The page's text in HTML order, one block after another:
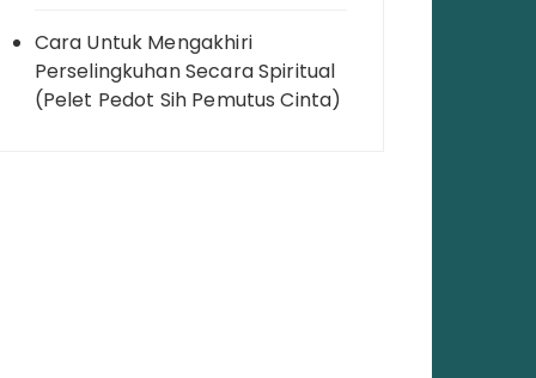
Cara Untuk Mengakhiri
Perselingkuhan Secara Spiritual
(Pelet Pedot Sih Pemutus Cinta)